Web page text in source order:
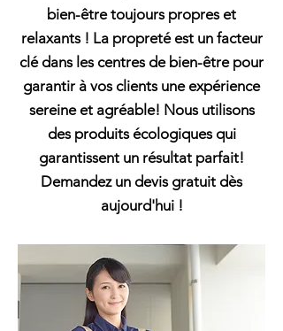
bien-être toujours propres et
relaxants ! La propreté est un facteur
clé dans les centres de bien-être pour
garantir à vos clients une expérience
sereine et agréable! Nous utilisons
des produits écologiques qui
garantissent un résultat parfait!
Demandez un devis gratuit dès
aujourd'hui !